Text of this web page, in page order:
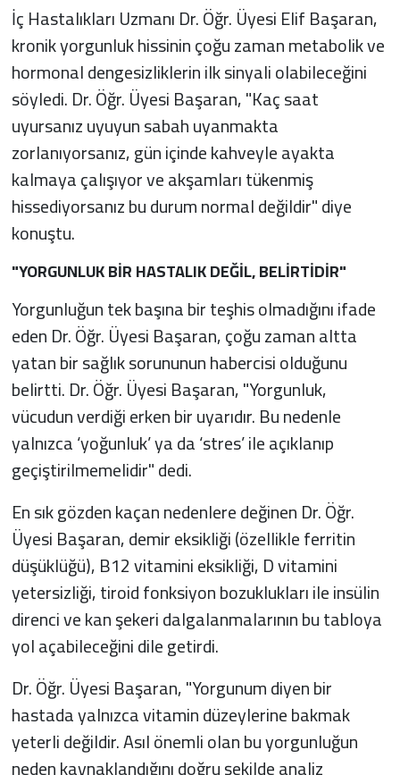
İç Hastalıkları Uzmanı Dr. Öğr. Üyesi Elif Başaran,
kronik yorgunluk hissinin çoğu zaman metabolik ve
hormonal dengesizliklerin ilk sinyali olabileceğini
söyledi. Dr. Öğr. Üyesi Başaran, "Kaç saat
uyursanız uyuyun sabah uyanmakta
zorlanıyorsanız, gün içinde kahveyle ayakta
kalmaya çalışıyor ve akşamları tükenmiş
hissediyorsanız bu durum normal değildir" diye
konuştu.
"YORGUNLUK BİR HASTALIK DEĞİL, BELİRTİDİR"
Yorgunluğun tek başına bir teşhis olmadığını ifade
eden Dr. Öğr. Üyesi Başaran, çoğu zaman altta
yatan bir sağlık sorununun habercisi olduğunu
belirtti. Dr. Öğr. Üyesi Başaran, "Yorgunluk,
vücudun verdiği erken bir uyarıdır. Bu nedenle
yalnızca ‘yoğunluk’ ya da ‘stres’ ile açıklanıp
geçiştirilmemelidir" dedi.
En sık gözden kaçan nedenlere değinen Dr. Öğr.
Üyesi Başaran, demir eksikliği (özellikle ferritin
düşüklüğü), B12 vitamini eksikliği, D vitamini
yetersizliği, tiroid fonksiyon bozuklukları ile insülin
direnci ve kan şekeri dalgalanmalarının bu tabloya
yol açabileceğini dile getirdi.
Dr. Öğr. Üyesi Başaran, "Yorgunum diyen bir
hastada yalnızca vitamin düzeylerine bakmak
yeterli değildir. Asıl önemli olan bu yorgunluğun
neden kaynaklandığını doğru şekilde analiz